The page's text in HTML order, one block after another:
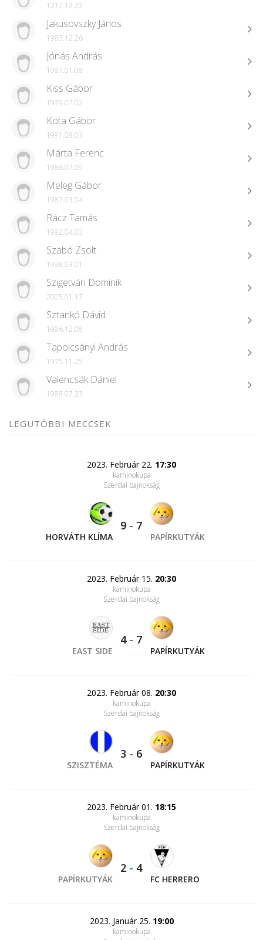
1212.12.22
Jakusovszky János
1983.12.26
Jónás András
1987.01.08
Kiss Gábor
1979.07.02
Kota Gábor
1991.08.03
Márta Ferenc
1986.07.09
Meleg Gábor
1987.03.04
Rácz Tamás
1992.04.03
Szabó Zsolt
1998.03.01
Szigetvári Dominik
2005.01.17
Sztankó Dávid
1996.12.08
Tapolcsányi András
1975.11.25
Valencsák Dániel
1988.07.23
LEGUTÓBBI MECCSEK
2023. Február 22. 17:30
kaminokupa
Szerdai bajnokság
HORVÁTH KLÍMA
9 - 7
PAPÍRKUTYÁK
2023. Február 15. 20:30
kaminokupa
Szerdai bajnokság
EAST SIDE
4- 7
PAPÍRKUTYÁK
2023. Február 08. 20:30
kaminokupa
Szerdai bajnokság
SZISZTÉMA
3 - 6
PAPÍRKUTYÁK
2023. Február 01. 18:15
kaminokupa
Szerdai bajnokság
PAPÍRKUTYÁK
2 - 4
FC HERRERO
2023. Január 25. 19:00
kaminokupa